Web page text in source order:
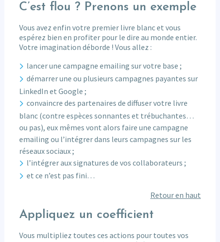
C’est flou ? Prenons un exemple
Vous avez enfin votre premier livre blanc et vous
espérez bien en profiter pour le dire au monde entier.
Votre imagination déborde ! Vous allez :
lancer une campagne emailing sur votre base ;
démarrer une ou plusieurs campagnes payantes sur
LinkedIn et Google ;
convaincre des partenaires de diffuser votre livre
blanc (contre espèces sonnantes et trébuchantes…
ou pas), eux mêmes vont alors faire une campagne
emailing ou l’intégrer dans leurs campagnes sur les
réseaux sociaux ;
l’intégrer aux signatures de vos collaborateurs ;
et ce n’est pas fini…
Retour en haut
Appliquez un coefficient
Vous multipliez toutes ces actions pour toutes vos